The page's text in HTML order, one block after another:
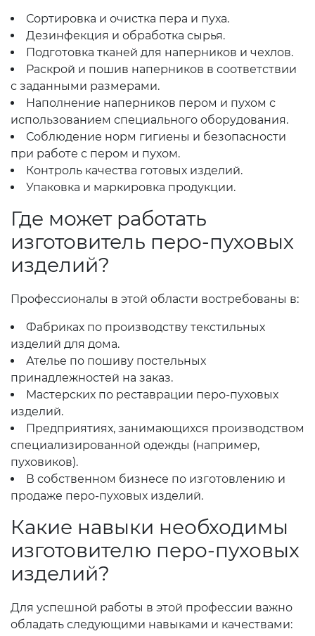
Сортировка и очистка пера и пуха.
Дезинфекция и обработка сырья.
Подготовка тканей для наперников и чехлов.
Раскрой и пошив наперников в соответствии
с заданными размерами.
Наполнение наперников пером и пухом с
использованием специального оборудования.
Соблюдение норм гигиены и безопасности
при работе с пером и пухом.
Контроль качества готовых изделий.
Упаковка и маркировка продукции.
Где может работать
изготовитель перо-пуховых
изделий?
Профессионалы в этой области востребованы в:
Фабриках по производству текстильных
изделий для дома.
Ателье по пошиву постельных
принадлежностей на заказ.
Мастерских по реставрации перо-пуховых
изделий.
Предприятиях, занимающихся производством
специализированной одежды (например,
пуховиков).
В собственном бизнесе по изготовлению и
продаже перо-пуховых изделий.
Какие навыки необходимы
изготовителю перо-пуховых
изделий?
Для успешной работы в этой профессии важно
обладать следующими навыками и качествами: